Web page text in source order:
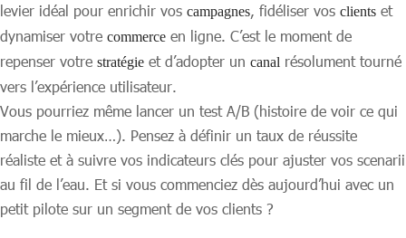
levier idéal pour enrichir vos campagnes, fidéliser vos clients et
dynamiser votre commerce en ligne. C’est le moment de
repenser votre stratégie et d’adopter un canal résolument tourné
vers l’expérience utilisateur.
Vous pourriez même lancer un test A/B (histoire de voir ce qui
marche le mieux…). Pensez à définir un taux de réussite
réaliste et à suivre vos indicateurs clés pour ajuster vos scenarii
au fil de l’eau. Et si vous commenciez dès aujourd’hui avec un
petit pilote sur un segment de vos clients ?